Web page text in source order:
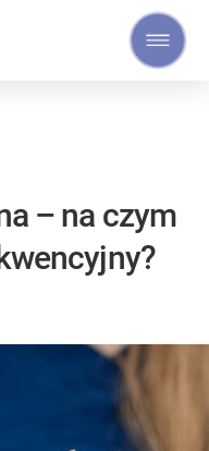
– na czym